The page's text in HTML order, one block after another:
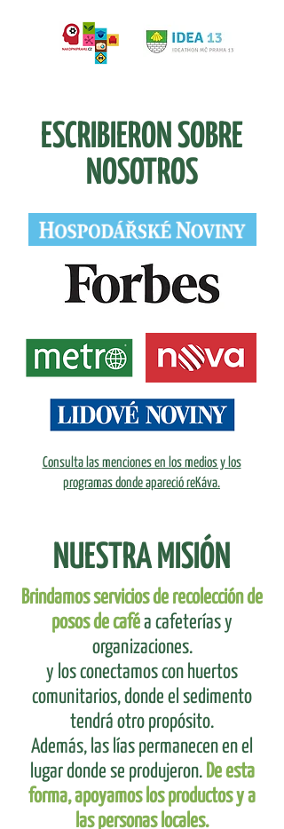
ESCRIBIERON SOBRE
NOSOTROS
Consulta las menciones en los medios y los
programas donde apareció reKáva.
NUESTRA MISIÓN
Brindamos servicios de recolección de
posos de caféa cafeterías y
organizaciones.
y los conectamos con huertos
comunitarios, donde el sedimento
tendrá otro propósito.
Además, las lías permanecen en el
lugar donde se produjeron. De esta
forma, apoyamos los productos y a
las personas locales.